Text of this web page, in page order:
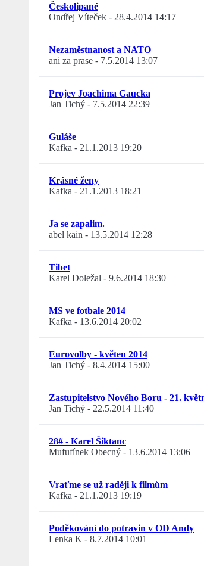
Českolipané
Ondřej Víteček - 28.4.2014 14:17
Nezaměstnanost a NATO
ani za prase - 7.5.2014 13:07
Projev Joachima Gaucka
Jan Tichý - 7.5.2014 22:39
Guláše
Kafka - 21.1.2013 19:20
Krásné ženy
Kafka - 21.1.2013 18:21
Ja se zapalim.
abel kain - 13.5.2014 12:28
Tibet
Karel Doležal - 9.6.2014 18:30
MS ve fotbale 2014
Kafka - 13.6.2014 20:02
Eurovolby - květen 2014
Jan Tichý - 8.4.2014 15:00
Zastupitelstvo Nového Boru - 21.
Jan Tichý - 22.5.2014 11:40
28# - Karel Šiktanc
Mufufínek Obecný - 13.6.2014 13:06
Vraťme se už raději k filmům
Kafka - 21.1.2013 19:19
Poděkování do potravin v OD Andy
Lenka K - 8.7.2014 10:01